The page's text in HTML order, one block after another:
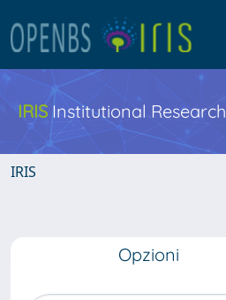
IRIS Institutional
IRIS
Opzioni